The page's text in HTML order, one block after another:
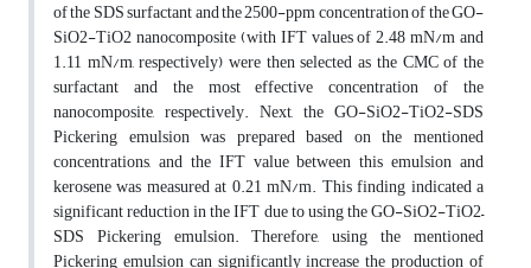
of the SDS surfactant and the 2500-ppm concentration of the GO-
SiO2-TiO2 nanocomposite (with IFT values of 2.48 mN/m and
1.11 mN/m, respectively) were then selected as the CMC of the
surfactant and the most effective concentration of the
nanocomposite, respectively. Next, the GO-SiO2-TiO2-SDS
Pickering emulsion was prepared based on the mentioned
concentrations, and the IFT value between this emulsion and
kerosene was measured at 0.21 mN/m. This finding indicated a
significant reduction in the IFT due to using the GO-SiO2-TiO2–
SDS Pickering emulsion. Therefore, using the mentioned